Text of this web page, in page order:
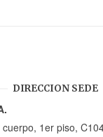
DIRECCION SEDE
1er piso,